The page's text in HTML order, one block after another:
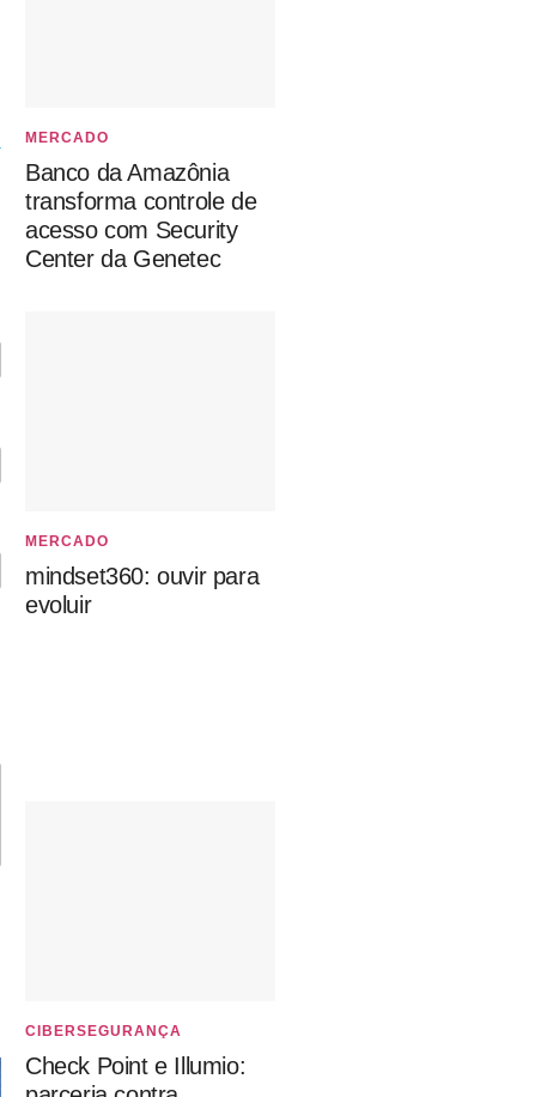
MERCADO
Banco da Amazônia
transforma controle de
acesso com Security
Center da Genetec
MERCADO
mindset360: ouvir para
evoluir
CIBERSEGURANÇA
Check Point e Illumio: